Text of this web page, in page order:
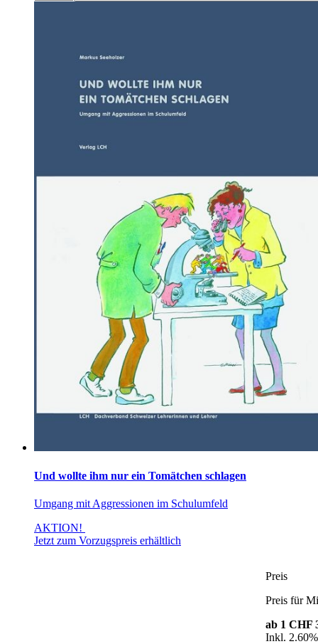
Und wollte ihm nur ein Tomätchen schlagen
Umgang mit Aggressionen im Schulumfeld
AKTION!
Jetzt zum Vorzugspreis erhältlich
Preis
Preis für
ab 1 CHF
Inkl.